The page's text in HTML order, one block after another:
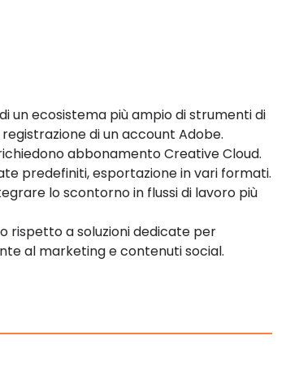
un ecosistema più ampio di strumenti di
di un account Adobe.
abbonamento Creative Cloud.
predefiniti, esportazione in vari formati.
lo scontorno in flussi di lavoro più
rispetto a soluzioni dedicate per
al marketing e contenuti social.